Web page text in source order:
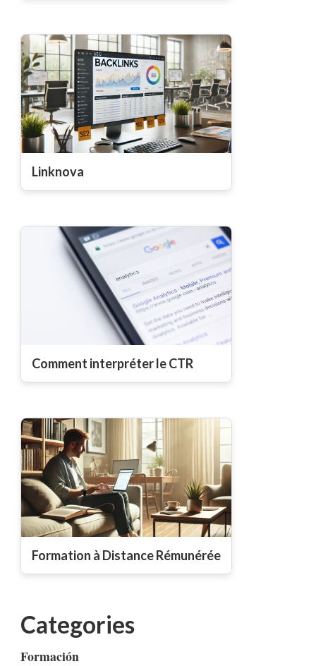
Linknova
Comment interpréter le CTR
Formation à Distance Rémunérée
Categories
Formación